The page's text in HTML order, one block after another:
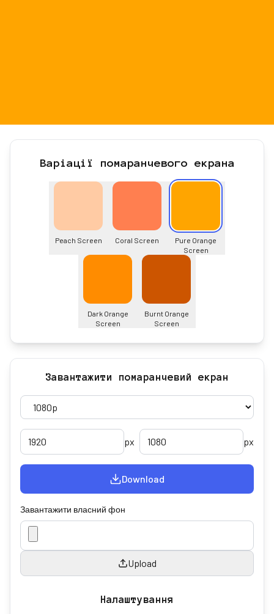
Варіації помаранчевого екрана
Peach Screen Coral Screen
Pure Orange
Screen
Dark Orange
Screen
Burnt Orange
Screen
Завантажити помаранчевий екран
px px
Download
Завантажити власний фон
Upload
Налаштування